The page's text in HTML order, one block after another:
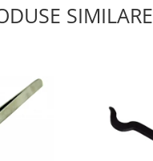
SIMILARE